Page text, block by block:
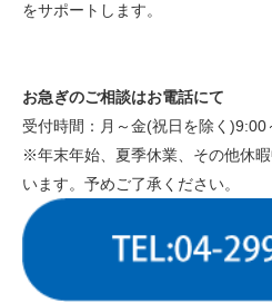
をサポートします。
お急ぎのご相談はお電話にて
受付時間：月～金(祝日を除く)9:00
※年末年始、夏季休業、その他休
います。予めご了承ください。